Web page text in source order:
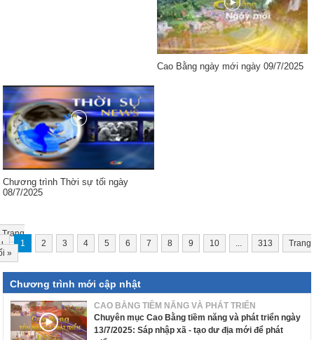
Cao Bằng ngày mới ngày 09/7/2025
Chương trình Thời sự tối ngày
08/7/2025
Trang
1 2 3 4 5 6 7 8 9 10 313
Trang
»
Chương trình mới cập nhật
CAO BẰNG TIỀM NĂNG VÀ PHÁT TRIỂN
Chuyên mục Cao Bằng tiềm năng và phát triển ngày
13/7/2025: Sáp nhập xã - tạo dư địa mới để phát